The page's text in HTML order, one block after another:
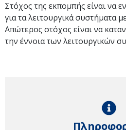
Στόχος της εκπομπής είναι να
για τα λειτουργικά συστήματα
Απώτερος στόχος είναι να
την έννοια των λειτουργικών